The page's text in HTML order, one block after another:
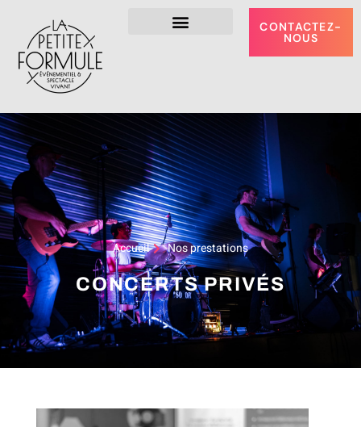
CONTACTEZ-
NOUS
Accueil Nos prestations
CONCERTS PRIVÉS